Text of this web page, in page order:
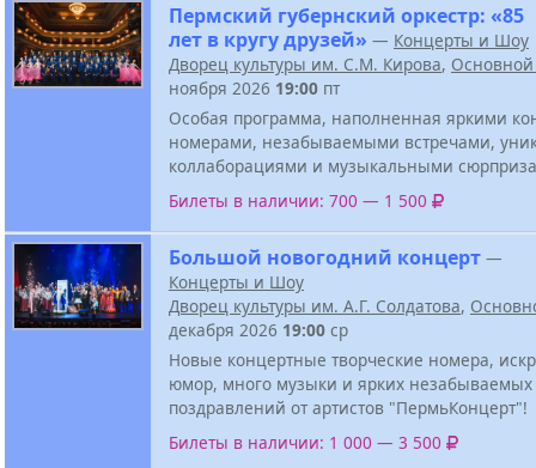
Пермский губернский оркестр: «85
лет в кругу друзей» — Концерты и Шоу
Дворец культуры им. С.М. Кирова, Основной
ноября 2026 19:00 пт
Особая программа, наполненная яркими
номерами, незабываемыми встречами,
коллаборациями и музыкальными
Билеты в наличии: 700 — 1 500
Большой новогодний концерт —
Концерты и Шоу
Дворец культуры им. А.Г. Солдатова,
декабря 2026 19:00 ср
Новые концертные творческие номера,
юмор, много музыки и ярких незабываемых
поздравлений от артистов "ПермьКонцерт"!
Билеты в наличии: 1 000 — 3 500